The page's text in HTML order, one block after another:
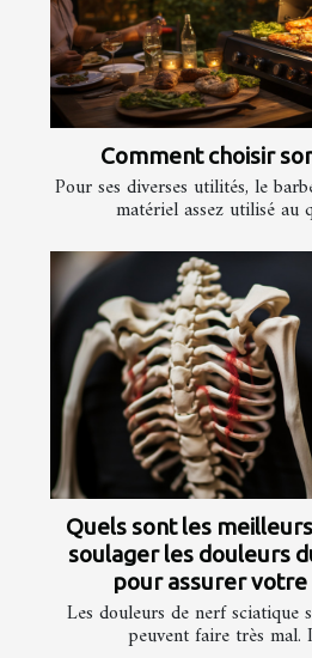
Comment choisir
Pour ses diverses utilités, le
matériel assez utilisé au
Quels sont les
soulager les douleurs
pour assurer
Les douleurs de nerf sciatique
peuvent faire très mal.